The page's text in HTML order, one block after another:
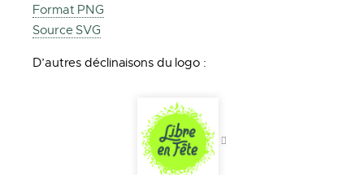
Format PNG
Source SVG
D’autres déclinaisons du logo :